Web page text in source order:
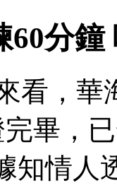
60分
看，華
畢，
知情